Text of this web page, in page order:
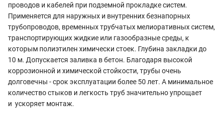
проводов и кабелей при подземной прокладке систем.
Применяется для наружных и внутренних безнапорных
трубопроводов, временных трубчатых мелиоративных систем,
транспортирующих жидкие или газообразные среды, к
которым полиэтилен химически стоек. Глубина закладки до
10 м. Допускается заливка в бетон. Благодаря высокой
коррозионной и химической стойкости, трубы очень
долговечны - срок эксплуатации более 50 лет. А минимальное
количество стыков и легкость труб значительно упрощает
и ускоряет монтаж.